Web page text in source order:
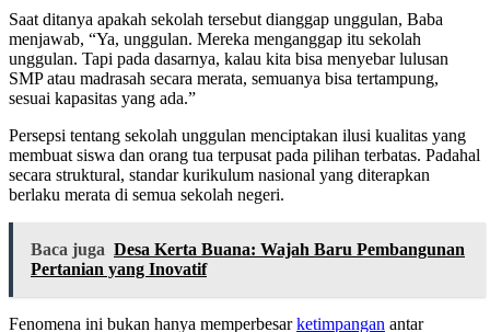
Saat ditanya apakah sekolah tersebut dianggap unggulan, Baba
menjawab, “Ya, unggulan. Mereka menganggap itu sekolah
unggulan. Tapi pada dasarnya, kalau kita bisa menyebar lulusan
SMP atau madrasah secara merata, semuanya bisa tertampung,
sesuai kapasitas yang ada.”
Persepsi tentang sekolah unggulan menciptakan ilusi kualitas yang
membuat siswa dan orang tua terpusat pada pilihan terbatas. Padahal
secara struktural, standar kurikulum nasional yang diterapkan
berlaku merata di semua sekolah negeri.
Baca juga Desa Kerta Buana: Wajah Baru Pembangunan
Pertanian yang Inovatif
Fenomena ini bukan hanya memperbesarketimpangan antar